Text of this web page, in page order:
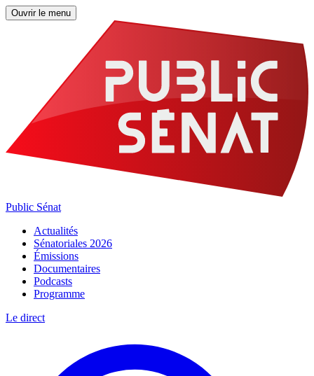
Ouvrir le menu
Public Sénat
Actualités
Sénatoriales 2026
Émissions
Documentaires
Podcasts
Programme
Le direct